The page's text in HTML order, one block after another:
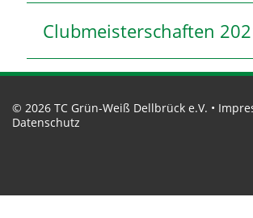
Clubmeisterschaften
© 2026 TC Grün-Weiß Dellbrück e.V. •
Datenschutz